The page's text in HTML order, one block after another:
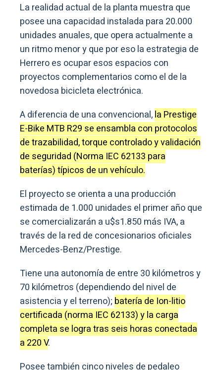
La realidad actual de la planta muestra que
posee una capacidad instalada para 20.000
unidades anuales, que opera actualmente a
un ritmo menor y que por eso la estrategia de
Herrero es ocupar esos espacios con
proyectos complementarios como el de la
novedosa bicicleta electrónica.
A diferencia de una convencional,la Prestige
E-Bike MTB R29 se ensambla con protocolos
de trazabilidad, torque controlado y validación
de seguridad (Norma IEC 62133 para
baterías) típicos de un vehículo.
El proyecto se orienta a una producción
estimada de 1.000 unidades el primer año que
se comercializarán a u$s1.850 más IVA, a
través de la red de concesionarios oficiales
Mercedes-Benz/Prestige.
Tiene una autonomía de entre 30 kilómetros y
70 kilómetros (dependiendo del nivel de
asistencia y el terreno); batería de Ion-litio
certificada (norma IEC 62133) y la carga
completa se logra tras seis horas conectada
a 220 V.
Posee también cinco niveles de pedaleo